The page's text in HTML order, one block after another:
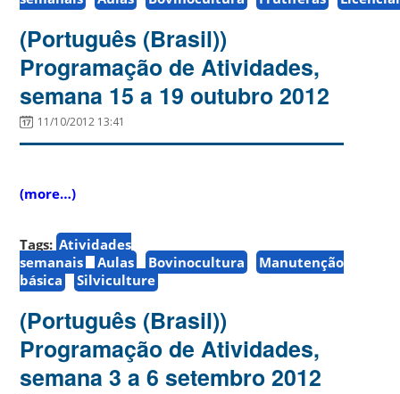
(Português (Brasil))
Programação de Atividades,
semana 15 a 19 outubro 2012
11/10/2012 13:41
(more…)
Tags: Atividades
semanais
Aulas Bovinocultura
Manutenção
básica
Silviculture
(Português (Brasil))
Programação de Atividades,
semana 3 a 6 setembro 2012